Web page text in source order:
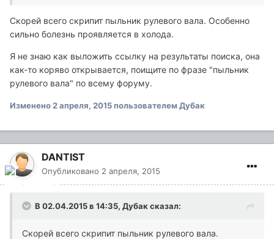
Скорей всего скрипит пыльник рулевого вала. Особенно
сильно болезнь проявляется в холода.
Я не знаю как выложить ссылку на результаты поиска, она
как-то коряво открывается, поищите по фразе "пыльник
рулевого вала" по всему форуму.
Изменено 2 апреля, 2015пользователем Дубак
DANTIST
Опубликовано 2 апреля, 2015
В 02.04.2015 в 14:35, Дубак сказал:
Скорей всего скрипит пыльник рулевого вала.